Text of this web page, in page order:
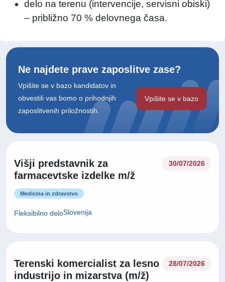
Ne najdete prave zaposlitve zase?
Vpišite se v bazo kandidatov in
obvestili vas bomo o prihodnjih
zaposlitvenih priložnostih.
Vpišite se v bazo
Višji predstavnik za
farmacevtske izdelke m/ž
30/07/2026
Medicina in zdravstvo
Fleksibilno deloSlovenija
Terenski komercialist za lesno
industrijo in mizarstva (m/ž)
28/07/2026
delo na terenu (intervencije, servisni obiski)
– približno 70 % delovnega časa.